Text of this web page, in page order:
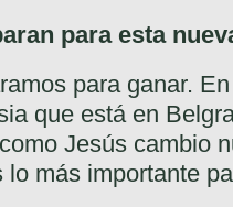
para esta
para ganar.
que está en
Jesús cambio
lo más importante